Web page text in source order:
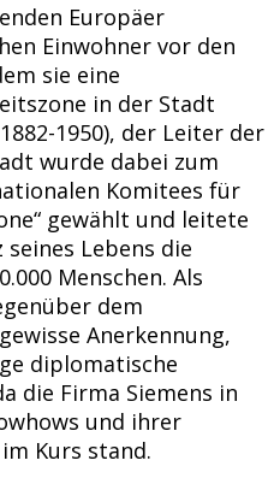
Europäer
Einwohner vor den
sie eine
in der Stadt
1950), der Leiter der
wurde dabei zum
Komitees für
gewählt und leitete
Lebens die
Menschen. Als
dem
Anerkennung,
diplomatische
die Firma Siemens in
und ihrer
Kurs stand.